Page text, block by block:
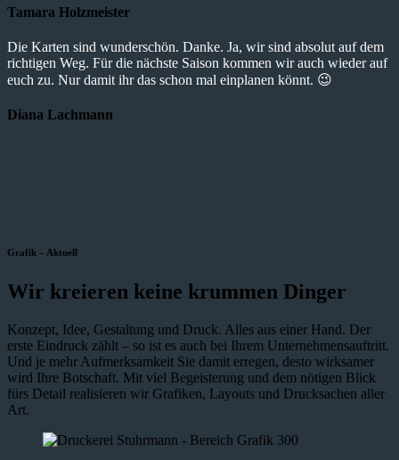
Tamara Holzmeister
Die Karten sind wunderschön. Danke. Ja, wir sind absolut auf dem
richtigen Weg. Für die nächste Saison kommen wir auch wieder auf
euch zu. Nur damit ihr das schon mal einplanen könnt. 😉
Diana Lachmann
Grafik – Aktuell
Wir kreieren keine krummen Dinger
Konzept, Idee, Gestaltung und Druck. Alles aus einer Hand. Der
erste Eindruck zählt – so ist es auch bei Ihrem Unternehmensauftritt.
Und je mehr Aufmerksamkeit Sie damit erregen, desto wirksamer
wird Ihre Botschaft. Mit viel Begeisterung und dem nötigen Blick
fürs Detail realisieren wir Grafiken, Layouts und Drucksachen aller
Art.